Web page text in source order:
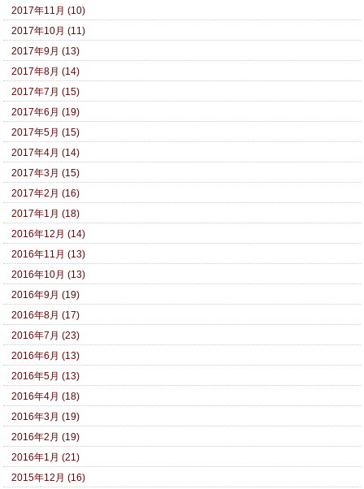
2017年11月 (10)
2017年10月 (11)
2017年9月 (13)
2017年8月 (14)
2017年7月 (15)
2017年6月 (19)
2017年5月 (15)
2017年4月 (14)
2017年3月 (15)
2017年2月 (16)
2017年1月 (18)
2016年12月 (14)
2016年11月 (13)
2016年10月 (13)
2016年9月 (19)
2016年8月 (17)
2016年7月 (23)
2016年6月 (13)
2016年5月 (13)
2016年4月 (18)
2016年3月 (19)
2016年2月 (19)
2016年1月 (21)
2015年12月 (16)